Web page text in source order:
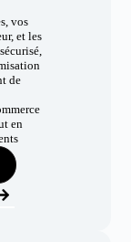
vos
et les
de
en